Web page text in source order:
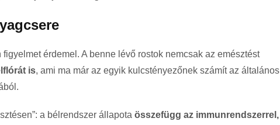
érdemel. A benne lévő rostok nemcsak az emésztést
is, ami ma már az egyik kulcstényezőnek számít az általános
a bélrendszer állapota összefügg az immunrendszerrel,